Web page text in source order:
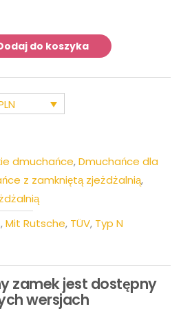
do koszyka
dmuchańce,Dmuchańce dla
z zamkniętą zjeżdżalnią,
,Mit Rutsche, TÜV, Typ N
zamek jest dostępny
wersjach